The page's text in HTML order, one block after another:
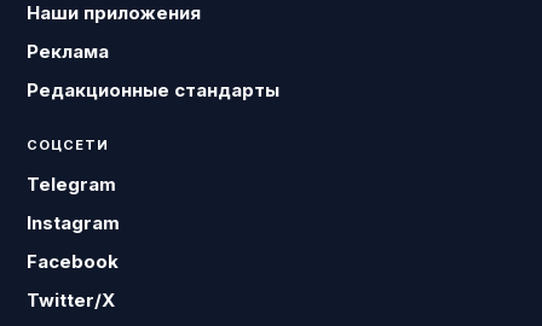
Наши приложения
Реклама
Редакционные стандарты
СОЦСЕТИ
Telegram
Instagram
Facebook
Twitter/X